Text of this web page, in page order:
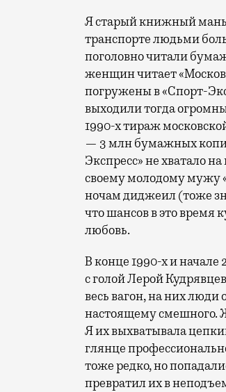
Я старый книжный
транспорте людьми
поголовно читали
женщин читает
погружены в «Спорт-
выходили тогда
1990-х тираж
— 3 млн бумажных
Экспресс» не хватало
своему молодому мужу
ночам диджеил (тоже
что шансов в это время
любовь.
В конце 1990-х и
с голой Лерой
весь вагон, на них
настоящему смешного.
Я их выхватывала
глянце
тоже редко, но
превратил их в